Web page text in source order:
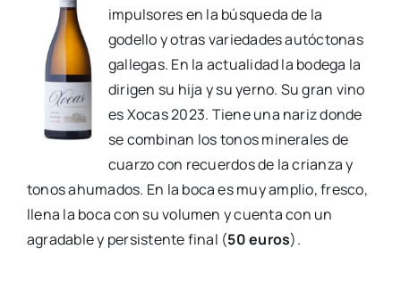
impulsores en la búsqueda de la
godello y otras variedades autóctonas
gallegas. En la actualidad la bodega la
dirigen su hija y su yerno. Su gran vino
es Xocas 2023. Tiene una nariz donde
se combinan los tonos minerales de
cuarzo con recuerdos de la crianza y
tonos ahumados. En la boca es muy amplio, fresco,
llena la boca con su volumen y cuenta con un
agradable y persistente final (50 euros).